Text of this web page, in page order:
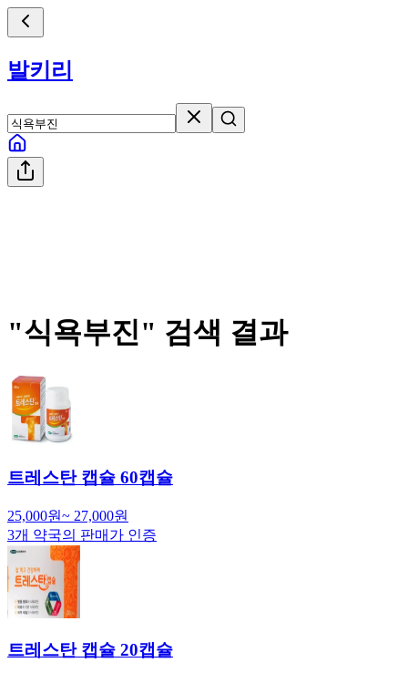
발키리
"식욕부진" 검색 결과
트레스탄 캡슐 60캡슐
25,000원~ 27,000원
3개 약국의 판매가 인증
트레스탄 캡슐 20캡슐